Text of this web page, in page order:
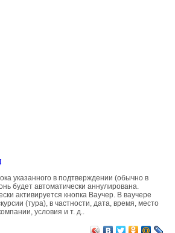
указанного в подтверждении (обычно в
будет автоматически аннулирована.
активируется кнопка Ваучер. В ваучере
(тура), в частности, дата, время, место
условия и т. д..